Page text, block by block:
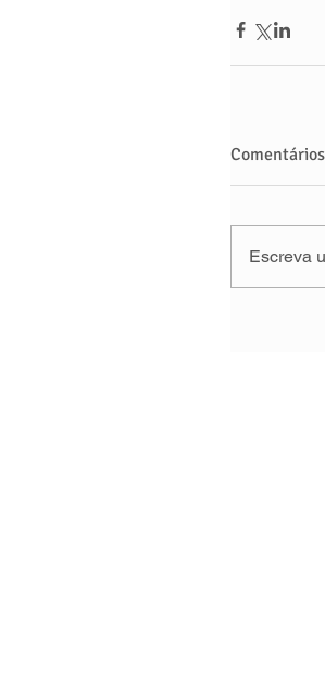
Comentários
Escreva